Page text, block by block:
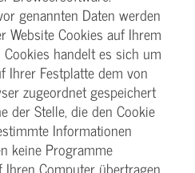
genannten Daten werden
Website Cookies auf Ihrem
handelt es sich um
Ihrer Festplatte dem von
zugeordnet gespeichert
der Stelle, die den Cookie
Informationen
keine Programme